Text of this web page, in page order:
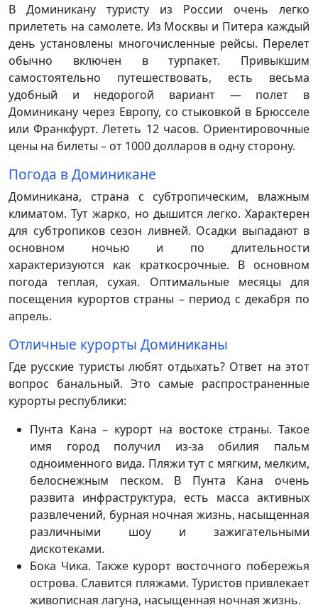
В Доминикану туристу из России очень легко
прилететь на самолете. Из Москвы и Питера каждый
день установлены многочисленные рейсы. Перелет
обычно включен в турпакет. Привыкшим
самостоятельно путешествовать, есть весьма
удобный и недорогой вариант — полет в
Доминикану через Европу, со стыковкой в Брюсселе
или Франкфурт. Лететь 12 часов. Ориентировочные
цены на билеты – от 1000 долларов в одну сторону.
Погода в Доминикане
Доминикана, страна с субтропическим, влажным
климатом. Тут жарко, но дышится легко. Характерен
для субтропиков сезон ливней. Осадки выпадают в
основном ночью и по длительности
характеризуются как краткосрочные. В основном
погода теплая, сухая. Оптимальные месяцы для
посещения курортов страны – период с декабря по
апрель.
Отличные курорты Доминиканы
Где русские туристы любят отдыхать? Ответ на этот
вопрос банальный. Это самые распространенные
курорты республики:
Пунта Кана – курорт на востоке страны. Такое
имя город получил из-за обилия пальм
одноименного вида. Пляжи тут с мягким, мелким,
белоснежным песком. В Пунта Кана очень
развита инфраструктура, есть масса активных
развлечений, бурная ночная жизнь, насыщенная
различными шоу и зажигательными
дискотеками.
Бока Чика. Также курорт восточного побережья
острова. Славится пляжами. Туристов привлекает
живописная лагуна, насыщенная ночная жизнь.